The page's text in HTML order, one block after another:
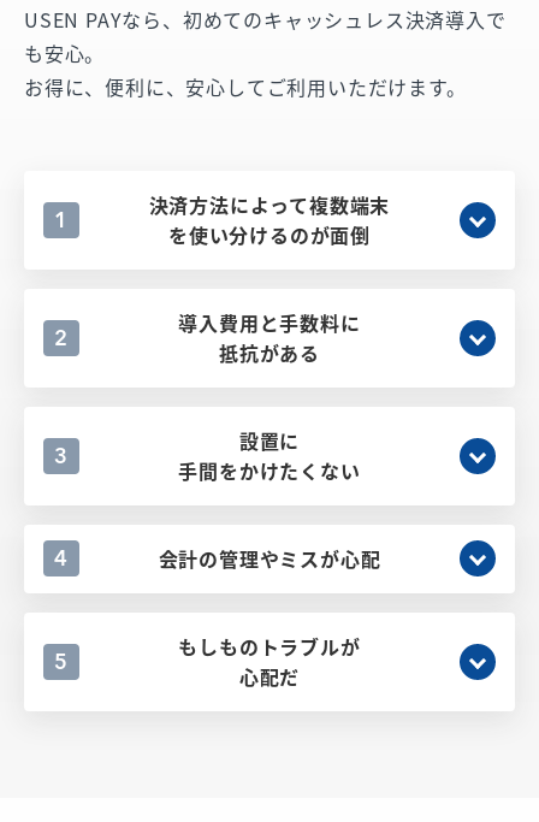
USEN PAYなら、初めてのキャッシュレス決済導入で
も安心。
お得に、便利に、安心してご利用いただけます。
1
決済方法によって複数端末
を使い分けるのが面倒
2
導入費用と手数料に
抵抗がある
3
設置に
手間をかけたくない
4 会計の管理やミスが心配
5
もしものトラブルが
心配だ